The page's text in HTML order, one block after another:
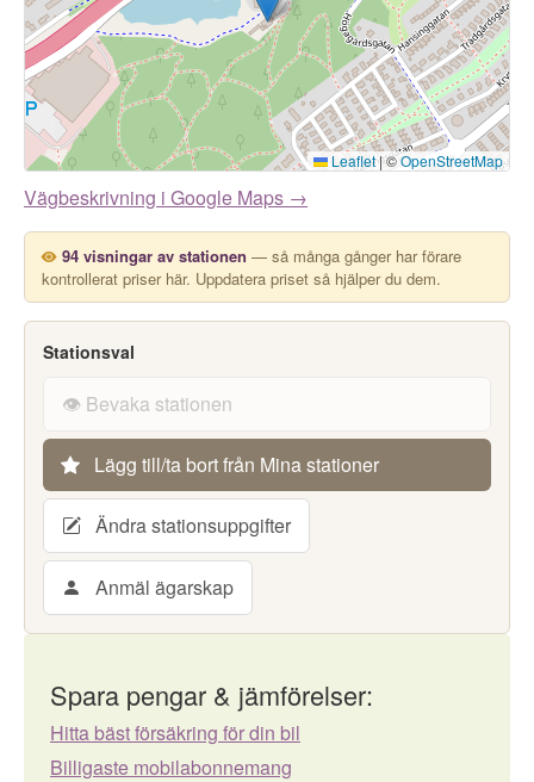
Leaflet|©OpenStreetMap
Vägbeskrivning i Google Maps →
94 visningar av stationen — så många gånger har förare
kontrollerat priser här. Uppdatera priset så hjälper du dem.
Stationsval
👁️ Bevaka stationen
Lägg till/ta bort från Mina stationer
Ändra stationsuppgifter
Anmäl ägarskap
Spara pengar & jämförelser:
Hitta bäst försäkring för din bil
Billigaste mobilabonnemang